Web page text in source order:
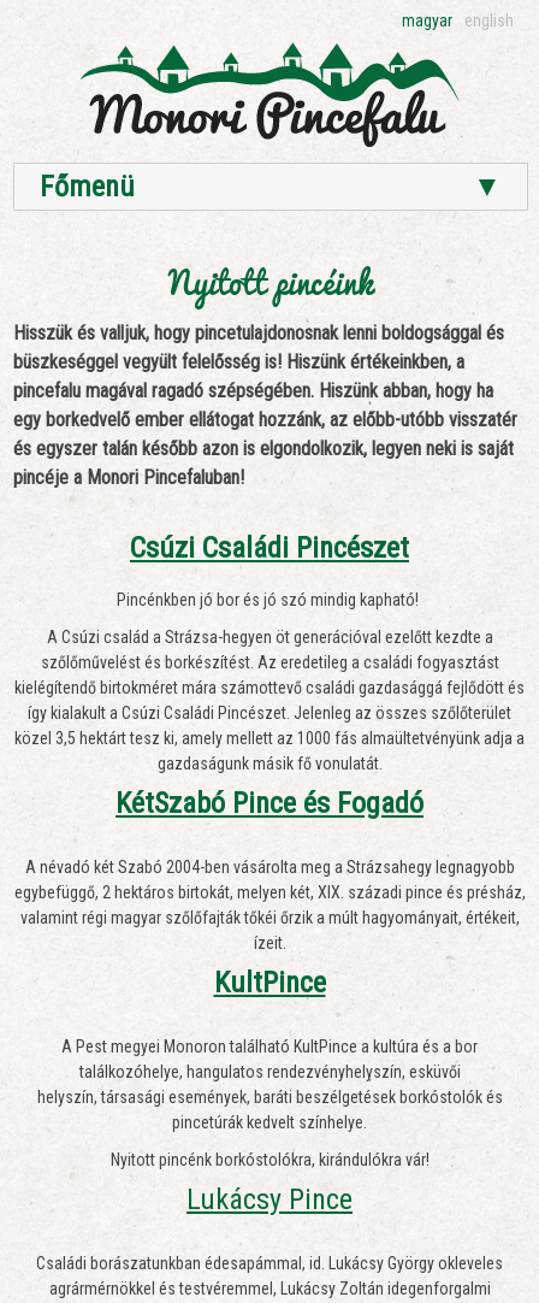
magyar english
Főmenü ▼
Nyitott pincéink
Hisszük és valljuk, hogy pincetulajdonosnak lenni boldogsággal és
büszkeséggel vegyült felelősség is! Hiszünk értékeinkben, a
pincefalu magával ragadó szépségében. Hiszünk abban, hogy ha
egy borkedvelő ember ellátogat hozzánk, az előbb-utóbb visszatér
és egyszer talán később azon is elgondolkozik, legyen neki is saját
pincéje a Monori Pincefaluban!
Csúzi Családi Pincészet
Pincénkben jó bor és jó szó mindig kapható!
A Csúzi család a Strázsa-hegyen öt generációval ezelőtt kezdte a
szőlőművelést és borkészítést. Az eredetileg a családi fogyasztást
kielégítendő birtokméret mára számottevő családi gazdasággá fejlődött és
így kialakult a Csúzi Családi Pincészet. Jelenleg az összes szőlőterület
közel 3,5 hektárt tesz ki, amely mellett az 1000 fás almaültetvényünk adja a
gazdaságunk másik fő vonulatát.
KétSzabó Pince és Fogadó
A névadó két Szabó 2004-ben vásárolta meg a Strázsahegy legnagyobb
egybefüggő, 2 hektáros birtokát, melyen két, XIX. századi pince és présház,
valamint régi magyar szőlőfajták tőkéi őrzik a múlt hagyományait, értékeit,
ízeit.
KultPince
A Pest megyei Monoron található KultPince a kultúra és a bor
találkozóhelye, hangulatos rendezvényhelyszín, esküvői
helyszín, társasági események, baráti beszélgetések borkóstolók és
pincetúrák kedvelt színhelye.
Nyitott pincénk borkóstolókra, kirándulókra vár!
Lukácsy Pince
Családi borászatunkban édesapámmal, id. Lukácsy György okleveles
agrármérnökkel és testvéremmel, Lukácsy Zoltán idegenforgalmi